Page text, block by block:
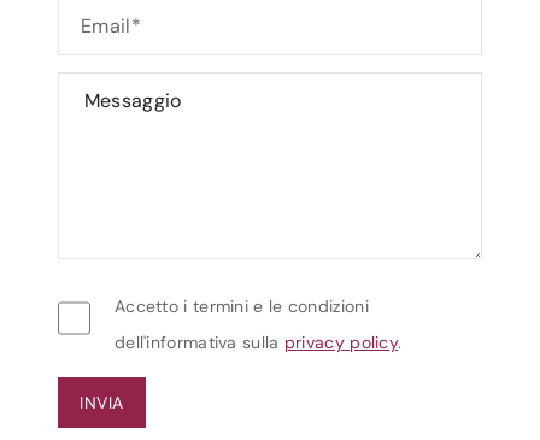
Accetto i termini e le condizioni
dell'informativa sulla privacy policy.